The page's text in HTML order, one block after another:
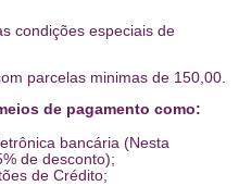
condições especiais de
parcelas minimas de 150,00.
de pagamento como:
bancária (Nesta
de desconto);
de Crédito;